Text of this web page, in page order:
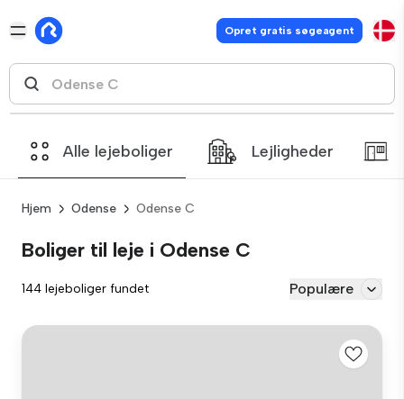
Opret gratis søgeagent
Alle lejeboliger Lejligheder
Hjem Odense Odense C
Boliger til leje i Odense C
144 lejeboliger fundet Populære